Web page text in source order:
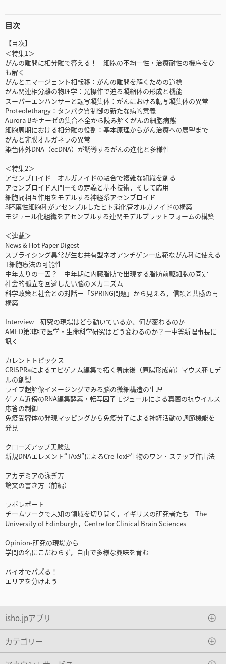
目次
【目次】
＜特集1＞
がんの難問に相分離で答える！ 細胞の不均一性・治療耐性の機序をひ
も解く
がんとエマージェント相転移：がんの難問を解くための道標
がん関連相分離の物理学：光操作で迫る凝縮体の形成と機能
スーパーエンハンサーと転写凝集体：がんにおける転写凝集体の異常
Proteolethargy：タンパク質制御の新たな病的意義
Aurora Bキナーゼの集合不全から読み解くがんの細胞病態
細胞周期における相分離の役割：基本原理からがん治療への展望まで
がんと非膜オルガネラの異常
染色体外DNA（ecDNA）が誘導するがんの進化と多様性
＜特集2＞
アセンブロイド オルガノイドの融合で複雑な組織を創る
アセンブロイド入門―その定義と基本技術，そして応用
細胞間相互作用をモデルする神経系アセンブロイド
3胚葉性細胞種がアセンブルしたヒト消化管オルガノイドの構築
モジュール化組織をアセンブルする連関モデルプラットフォームの構築
＜連載＞
News & Hot Paper Digest
スプライシング異常が生む共有型ネオアンチゲンー広範ながん種に使える
T細胞療法の可能性
中年太りの一因？ 中年期に内臓脂肪で出現する脂肪前駆細胞の同定
社会的孤立を回避したい脳のメカニズム
科学政策と社会との対話ー「SPRING問題」から見える，信頼と共感の再
構築
Interview―研究の現場はどう動いているか、何が変わるのか
AMED第3期で医学・生命科学研究はどう変わるのか？―中釜新理事長に
訊く
カレントトピックス
CRISPRaによるエピゲノム編集で拓く着床後（原腸形成前）マウス胚モデ
ルの創製
ライブ超解像イメージングでみる脳の微細構造の生理
ゲノム近傍のRNA編集酵素・転写因子モジュールによる真菌の抗ウイルス
応答の制御
免疫受容体の発現マッピングから免疫分子による神経活動の調節機能を
発見
クローズアップ実験法
新規DNAエレメント“TAx9”によるCre-loxP生物のワン・ステップ作出法
アカデミアの泳ぎ方
論文の書き方（前編）
ラボレポート
チームワークで未知の領域を切り開く，イギリスの研究者たち－The
University of Edinburgh，Centre for Clinical Brain Sciences
Opinion-研究の現場から
学問の名にこだわらず，自由で多様な興味を育む
バイオでパズる！
エリアを分けよう
isho.jpアプリ
カテゴリー